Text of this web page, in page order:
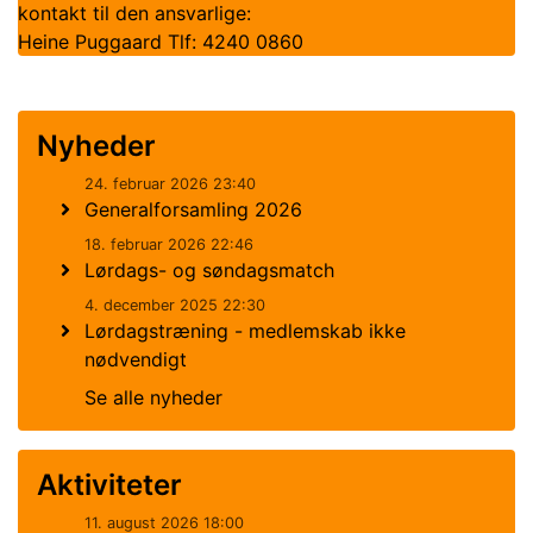
kontakt til den ansvarlige:
Heine Puggaard Tlf: 4240 0860
Nyheder
24. februar 2026 23:40
Generalforsamling 2026
18. februar 2026 22:46
Lørdags- og søndagsmatch
4. december 2025 22:30
Lørdagstræning - medlemskab ikke
nødvendigt
Se alle nyheder
Aktiviteter
11. august 2026 18:00